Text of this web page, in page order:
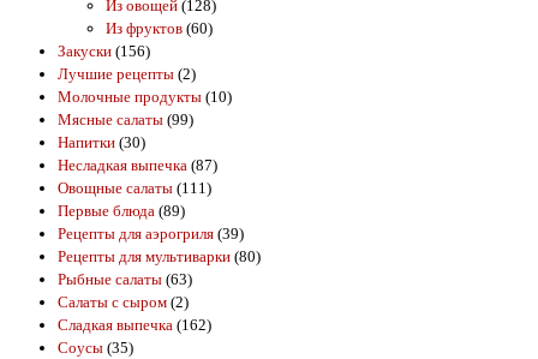
Из овощей (128)
Из фруктов (60)
Закуски (156)
Лучшие рецепты (2)
Молочные продукты (10)
Мясные салаты (99)
Напитки (30)
Несладкая выпечка (87)
Овощные салаты (111)
Первые блюда (89)
Рецепты для аэрогриля (39)
Рецепты для мультиварки (80)
Рыбные салаты (63)
Салаты с сыром (2)
Сладкая выпечка (162)
Соусы (35)